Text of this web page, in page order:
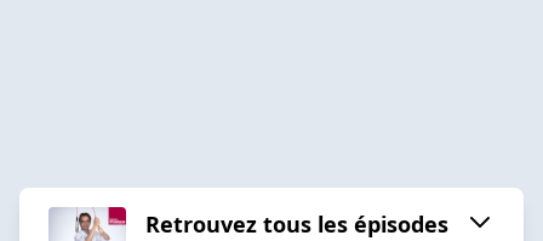
Retrouvez tous les épisodes